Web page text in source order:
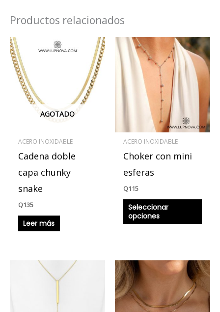
Productos relacionados
AGOTADO
ACERO INOXIDABLE
Cadena doble
capa chunky
snake
Q135
Leer más
ACERO INOXIDABLE
Choker con mini
esferas
Q115
Seleccionar
opciones
Este
tiene
Las
se